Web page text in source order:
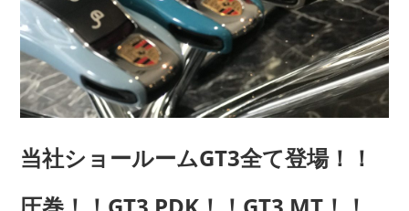
当社ショールームGT3全て登場！！